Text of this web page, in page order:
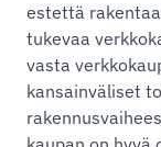
estettä
tukevaa
vasta
kansainväliset